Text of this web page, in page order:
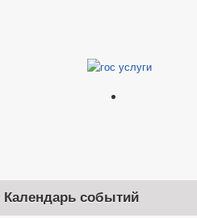
Календарь событий